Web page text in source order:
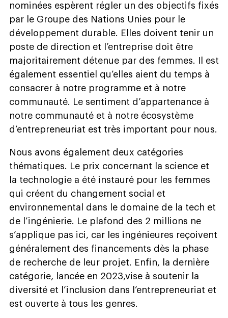
nominées espèrent régler un des objectifs fixés
par le Groupe des Nations Unies pour le
développement durable. Elles doivent tenir un
poste de direction et l’entreprise doit être
majoritairement détenue par des femmes. Il est
également essentiel qu’elles aient du temps à
consacrer à notre programme et à notre
communauté. Le sentiment d’appartenance à
notre communauté et à notre écosystème
d’entrepreneuriat est très important pour nous.
Nous avons également deux catégories
thématiques. Le prix concernant la science et
la technologie a été instauré pour les femmes
qui créent du changement social et
environnemental dans le domaine de la tech et
de l’ingénierie. Le plafond des 2 millions ne
s’applique pas ici, car les ingénieures reçoivent
généralement des financements dès la phase
de recherche de leur projet. Enfin, la dernière
catégorie, lancée en 2023,vise à soutenir la
diversité et l’inclusion dans l’entrepreneuriat et
est ouverte à tous les genres.